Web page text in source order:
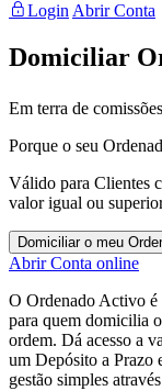
Login Abrir Conta
Domiciliar
Em terra de
Porque o seu
Válido para Clientes
valor igual ou
Domiciliar o meu
Abrir Conta online
O Ordenado Activo
para quem domicilia
ordem. Dá acesso a
um Depósito a Prazo
gestão simples